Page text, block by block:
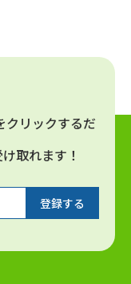
クリックするだ
取れます！